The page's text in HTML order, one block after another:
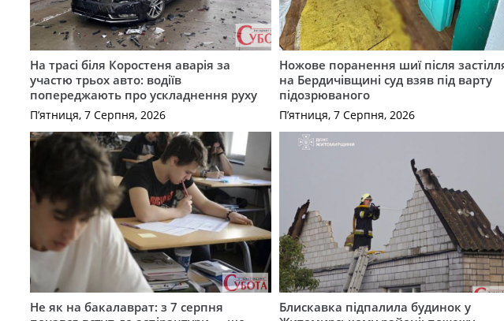
На трасі біля Коростеня аварія за
участю трьох авто: водіїв
попереджають про ускладнення руху
П’ятниця, 7 Серпня, 2026
Ножове поранення шиї після
на Бердичівщині суд взяв під варту
підозрюваного
П’ятниця, 7 Серпня, 2026
Не як на бакалаврат: з 7 серпня
Блискавка підпалила будинок у